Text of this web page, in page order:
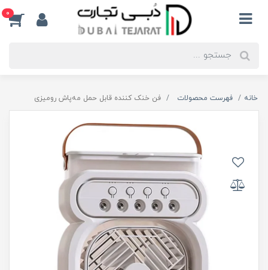
0
خانه فهرست محصولات فن خنک کننده قابل حمل مه‌پاش رومیزی